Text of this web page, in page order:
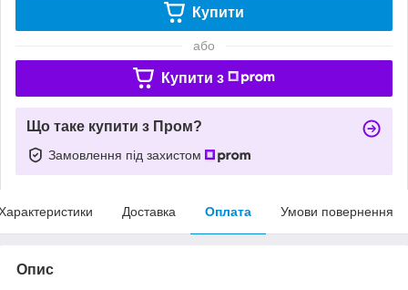
Купити
або
Купити з
Що таке купити з Пром?
Замовлення під захистом
Доставка Оплата Умови повернення
Опис